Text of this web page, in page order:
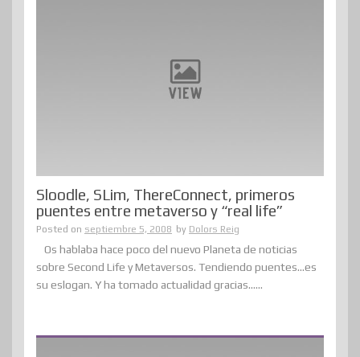
Sloodle, SLim, ThereConnect, primeros
puentes entre metaverso y “real life”
Posted on septiembre 5, 2008 by Dolors Reig
Os hablaba hace poco del nuevo Planeta de noticias
sobre Second Life y Metaversos. Tendiendo puentes…es
su eslogan. Y ha tomado actualidad gracias......